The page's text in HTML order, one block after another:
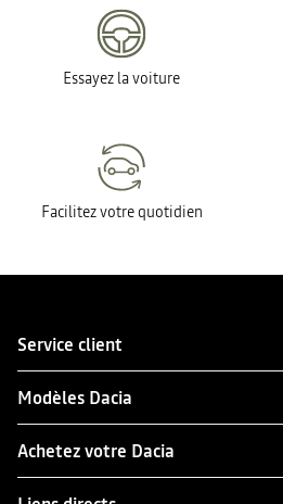
Essayez la voiture
Facilitez votre quotidien
Service client
Modèles Dacia
Achetez votre Dacia